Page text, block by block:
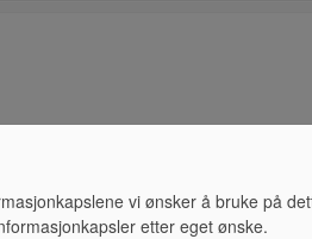
vi ønsker å bruke på
etter eget ønske.